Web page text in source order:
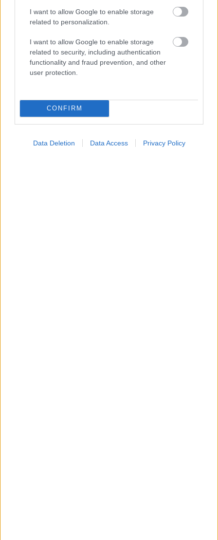
I want to allow Google to enable storage
related to personalization.
I want to allow Google to enable storage
related to security, including authentication
functionality and fraud prevention, and other
user protection.
CONFIRM
Data Deletion Data Access Privacy Policy